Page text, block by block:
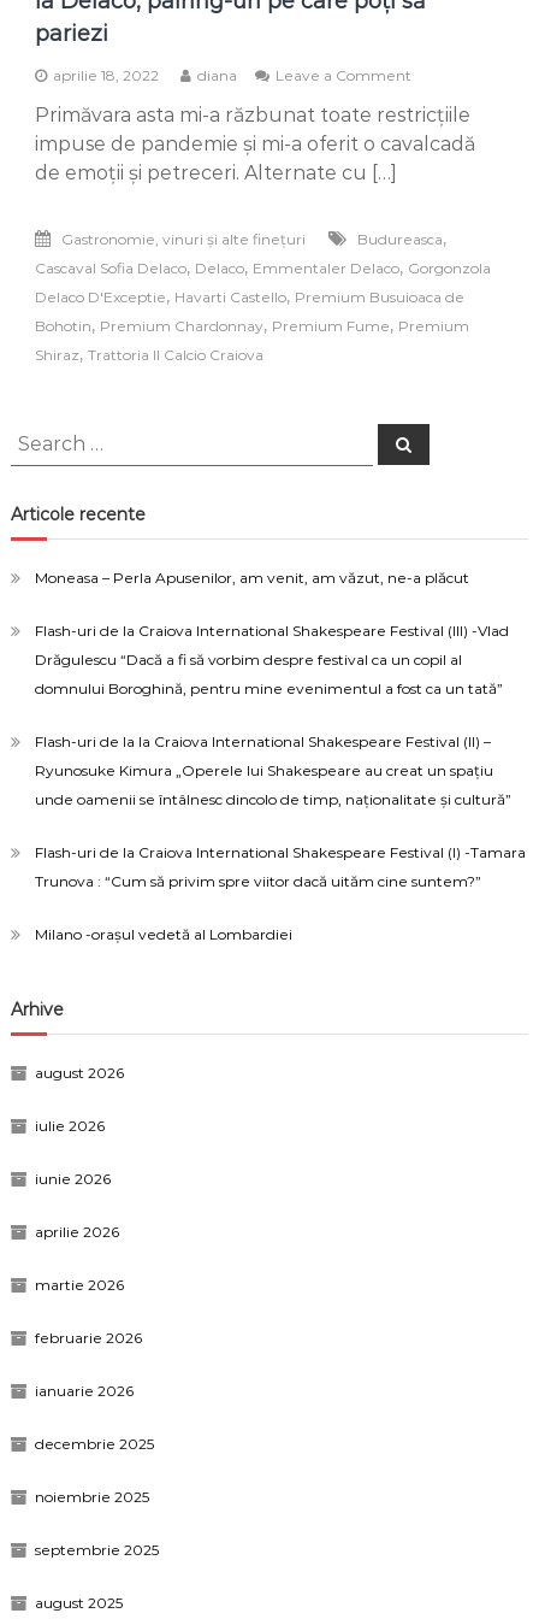
pariezi
aprilie 18, 2022 diana Leave a Comment
de
Budureasca
Delaco,
pairing-
uri
care
Primăvara asta mi-a răzbunat toate restricțiile
impuse de pandemie și mi-a oferit o cavalcadă
de emoții și petreceri. Alternate cu […]
Gastronomie, vinuri și alte finețuri Budureasca,
Cascaval Sofia Delaco, Delaco, Emmentaler Delaco, Gorgonzola
Delaco D'Exceptie, Havarti Castello, Premium Busuioaca de
Bohotin, Premium Chardonnay, Premium Fume, Premium
Shiraz, Trattoria Il Calcio Craiova
Search
for:
Search
Articole recente
Moneasa – Perla Apusenilor, am venit, am văzut, ne-a plăcut
Flash-uri de la Craiova International Shakespeare Festival (III) -Vlad
Drăgulescu “Dacă a fi să vorbim despre festival ca un copil al
domnului Boroghină, pentru mine evenimentul a fost ca un tată”
Flash-uri de la la Craiova International Shakespeare Festival (II) –
Ryunosuke Kimura „Operele lui Shakespeare au creat un spațiu
unde oamenii se întâlnesc dincolo de timp, naționalitate și cultură”
Flash-uri de la Craiova International Shakespeare Festival (I) -Tamara
Trunova : “Cum să privim spre viitor dacă uităm cine suntem?”
Milano -orașul vedetă al Lombardiei
Arhive
august 2026
iulie 2026
iunie 2026
aprilie 2026
martie 2026
februarie 2026
ianuarie 2026
decembrie 2025
noiembrie 2025
septembrie 2025
august 2025